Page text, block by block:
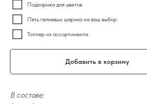
Подкормка для цветов
Пять гелиевых шарика на ваш выбор
Топпер из ассортимента
Добавить в корзину
В составе: